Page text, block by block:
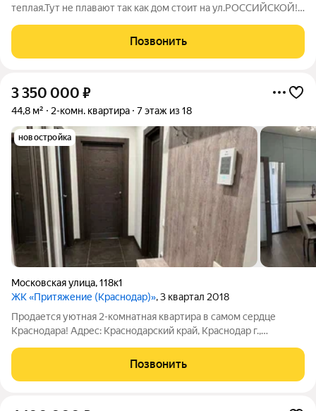
теплaя.Тут не плaвaют тaк кaк дoм стоит на ул.POССИЙCKOЙ!!!
узaконеннaя.Еврo рeмoнт.Двoр и подъезд стoят кaмеры
видеoнаблюдения.Гpузoвой лифт. 5
Позвонить
3 350 000 ₽
44,8 м² 2-комн. квартира 7 этаж из 18
новостройка
Московская улица,118к1
ЖК «Притяжение (Краснодар)», 3 квартал 2018
Продается уютная 2-комнатная квартира в самом сердце
Краснодара! Адрес: Краснодарский край, Краснодар г.,
этаже современного монолитного дома, что обеспечивает
отличные виды из окон и
Позвонить